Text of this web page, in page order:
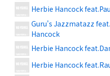
Herbie Hancock
Guru's Jazzmatazz
Hancock
Herbie Hancock
Herbie Hancock